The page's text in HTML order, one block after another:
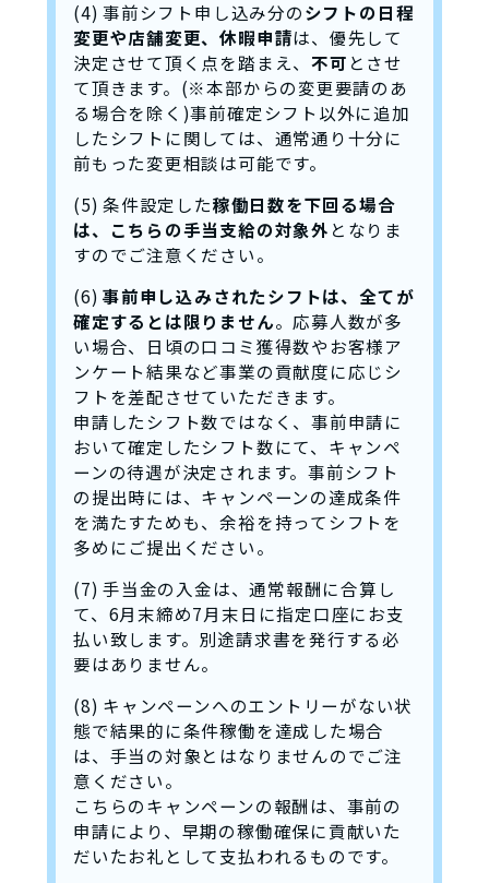
(4) 事前シフト申し込み分のシフトの日程
変更や店舗変更、休暇申請は、優先して
決定させて頂く点を踏まえ、不可 とさせ
て頂きます。(※本部からの変更要請のあ
る場合を除く)事前確定シフト以外に追加
したシフトに関しては、通常通り十分に
前もった変更相談は可能です。
(5) 条件設定した稼働日数を下回る場合
は、こちらの手当支給の対象外 となりま
すのでご注意ください。
(6)事前申し込みされたシフトは、全てが
確定するとは限りません。応募人数が多
い場合、日頃の口コミ獲得数やお客様ア
ンケート結果など事業の貢献度に応じシ
フトを差配させていただきます。
申請したシフト数ではなく、事前申請に
おいて確定したシフト数にて、キャンペ
ーンの待遇が決定されます。事前シフト
の提出時には、キャンペーンの達成条件
を満たすためも、余裕を持ってシフトを
多めにご提出ください。
(7) 手当金の入金は、通常報酬に合算し
て、6月末締め7月末日に指定口座にお支
払い致します。別途請求書を発行する必
要はありません。
(8) キャンペーンへのエントリーがない状
態で結果的に条件稼働を達成した場合
は、手当の対象とはなりませんのでご注
意ください。
こちらのキャンペーンの報酬は、事前の
申請により、早期の稼働確保に貢献いた
だいたお礼として支払われるものです。